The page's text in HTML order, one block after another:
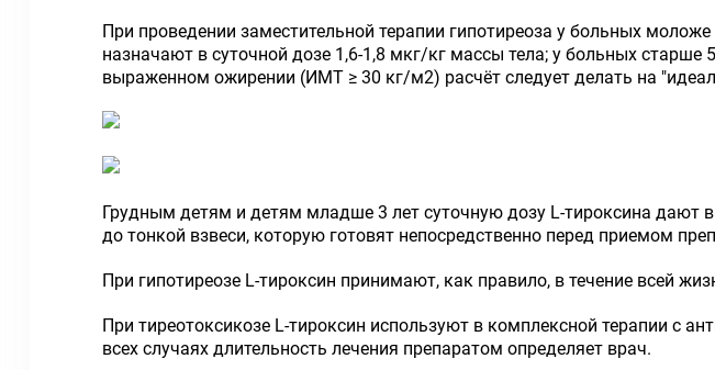
При проведении заместительной терапии гипотиреоза у больных
назначают в суточной дозе 1,6-1,8 мкг/кг массы тела; у больных
выраженном ожирении (ИМТ ≥ 30 кг/м2) расчёт следует делать на
Грудным детям и детям младше 3 лет суточную дозу L-тироксина дают
до тонкой взвеси, которую готовят непосредственно перед приемом
При гипотиреозе L-тироксин принимают, как правило, в течение всей
При тиреотоксикозе L-тироксин используют в комплексной терапии с
всех случаях длительность лечения препаратом определяет врач.